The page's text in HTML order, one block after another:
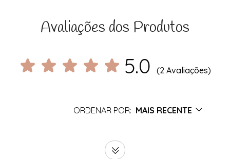
Avaliações dos Produtos
5.0 (2 Avaliações)
ORDENAR POR: MAIS RECENTE